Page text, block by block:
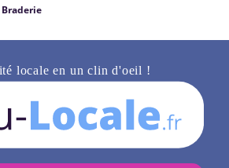
locale en un clin d'oeil !